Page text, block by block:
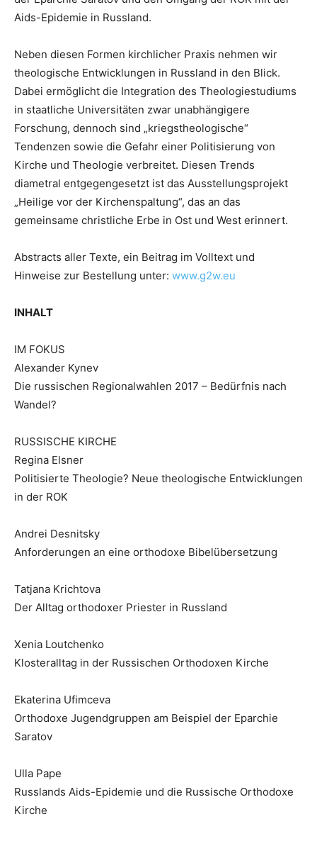
Aids-Epidemie in Russland.
Neben diesen Formen kirchlicher Praxis nehmen wir
theologische Entwicklungen in Russland in den Blick.
Dabei ermöglicht die Integration des Theologiestudiums
in staatliche Universitäten zwar unabhängigere
Forschung, dennoch sind „kriegstheologische“
Tendenzen sowie die Gefahr einer Politisierung von
Kirche und Theologie verbreitet. Diesen Trends
diametral entgegengesetzt ist das Ausstellungsprojekt
„Heilige vor der Kirchenspaltung“, das an das
gemeinsame christliche Erbe in Ost und West erinnert.
Abstracts aller Texte, ein Beitrag im Volltext und
Hinweise zur Bestellung unter: www.g2w.eu
INHALT
IM FOKUS
Alexander Kynev
Die russischen Regionalwahlen 2017 – Bedürfnis nach
Wandel?
RUSSISCHE KIRCHE
Regina Elsner
Politisierte Theologie? Neue theologische Entwicklungen
in der ROK
Andrei Desnitsky
Anforderungen an eine orthodoxe Bibelübersetzung
Tatjana Krichtova
Der Alltag orthodoxer Priester in Russland
Xenia Loutchenko
Klosteralltag in der Russischen Orthodoxen Kirche
Ekaterina Ufimceva
Orthodoxe Jugendgruppen am Beispiel der Eparchie
Saratov
Ulla Pape
Russlands Aids-Epidemie und die Russische Orthodoxe
Kirche